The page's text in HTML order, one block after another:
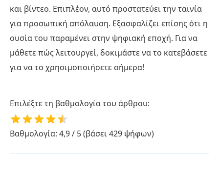
και βίντεο. Επιπλέον, αυτό προστατεύει την ταινία
για προσωπική απόλαυση. Εξασφαλίζει επίσης ότι η
ουσία του παραμένει στην ψηφιακή εποχή. Για να
μάθετε πώς λειτουργεί, δοκιμάστε να το κατεβάσετε
για να το χρησιμοποιήσετε σήμερα!
Επιλέξτε τη βαθμολογία του άρθρου:
Βαθμολογία: 4,9 / 5 (βάσει 429 ψήφων)